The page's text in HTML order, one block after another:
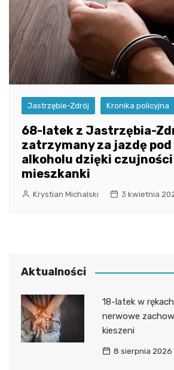
Jastrzębie-Zdrój Kronika policyjna
68-latek z Jastrzębia-
zatrzymany za jazdę pod
alkoholu dzięki
mieszkanki
Krystian Michalski 3 kwietnia
Aktualności
18-latek w
nerwowe
kieszeni
8 sierpnia 2026